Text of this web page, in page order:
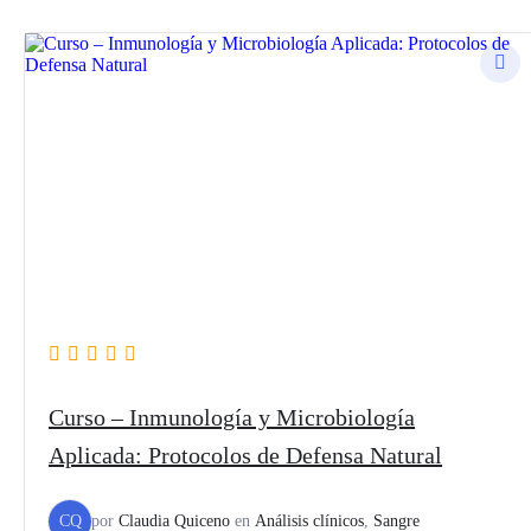
era:
50,00 $.
es:
Curso – Inmunología y Microbiología
Aplicada: Protocolos de Defensa Natural
CQ por Claudia Quiceno en Análisis clínicos Sangre